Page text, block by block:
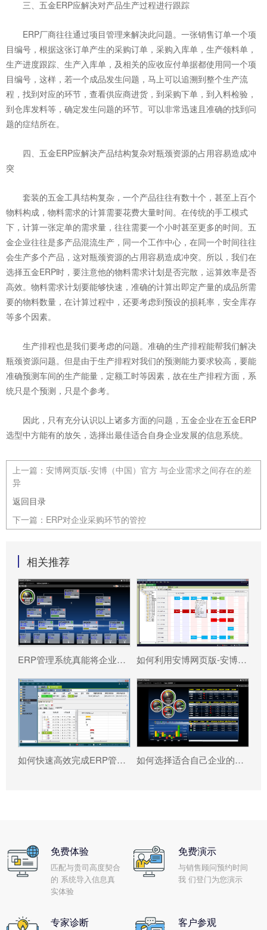
三、五金ERP应解决对产品生产过程进行跟踪
ERP厂商往往通过项目管理来解决此问题。一张销售订单一个项
目编号，根据这张订单产生的采购订单，采购入库单，生产领料单，
生产进度跟踪、生产入库单，及相关的应收应付单据都使用同一个项
目编号，这样，若一个成品发生问题，马上可以追溯到整个生产流
程，找到对应的环节，查看供应商进货，到采购下单，到入料检验，
到仓库发料等，确定发生问题的环节。可以非常迅速且准确的找到问
题的症结所在。
四、五金ERP应解决产品结构复杂对瓶颈资源的占用容易造成冲
突
套装的五金工具结构复杂，一个产品往往有数十个，甚至上百个
物料构成，物料需求的计算需要花费大量时间。在传统的手工模式
下，计算一张定单的需求量，往往需要一个小时甚至更多的时间。五
金企业往往是多产品混流生产，同一个工作中心，在同一个时间往往
会生产多个产品，这对瓶颈资源的占用容易造成冲突。所以，我们在
选择五金ERP时，要注意他的物料需求计划是否完散，运算效率是否
高效。物料需求计划要能够快速，准确的计算出即定产量的成品所需
要的物料数量，在计算过程中，还要考虑到预设的损耗率，安全库存
等多个因素。
生产排程也是我们要考虑的问题。准确的生产排程能帮我们解决
瓶颈资源问题。但是由于生产排程对我们的预测能力要求较高，要能
准确预测车间的生产能量，定额工时等因素，故在生产排程方面，系
统只是个预测，只是个参考。
因此，只有充分认识以上诸多方面的问题，五金企业在五金ERP
选型中方能有的放矢，选择出最佳适合自身企业发展的信息系统。
上一篇： 安博网页版-安博（中国）官方 与企业需求之间存在的差
异
返回目录
下一篇： ERP对企业采购环节的管控
相关推荐
ERP管理系统真能将企业数据转化为可执行决策吗? 如何利用安博网页版-安博（中国）官方 系统更好提升企业运营效率?
如何快速高效完成ERP管理系统配置? 如何选择适合自己企业的安博网页版-安博（中国）官方 ?
免费体验
匹配与贵司高度契合
的 系统导入信息真
实体验
免费演示
与销售顾问预约时间
我 们登门为您演示
专家诊断 客户参观